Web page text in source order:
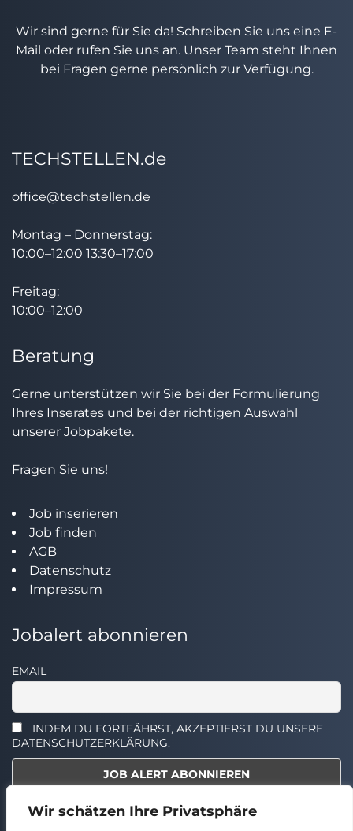
Wir schätzen Ihre Privatsphäre
Wir sind gerne für Sie da! Schreiben Sie uns eine E-
Mail oder rufen Sie uns an. Unser Team steht Ihnen
bei Fragen gerne persönlich zur Verfügung.
TECHSTELLEN.de
office@techstellen.de
Montag – Donnerstag:
10:00–12:00 13:30–17:00
Freitag:
10:00–12:00
Beratung
Gerne unterstützen wir Sie bei der Formulierung
Ihres Inserates und bei der richtigen Auswahl
unserer Jobpakete.
Fragen Sie uns!
Job inserieren
Job finden
AGB
Datenschutz
Impressum
Jobalert abonnieren
EMAIL
INDEM DU FORTFÄHRST, AKZEPTIERST DU UNSERE
DATENSCHUTZERKLÄRUNG.
Select the widget you want to show.